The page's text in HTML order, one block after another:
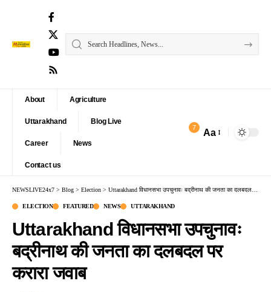
About Agriculture
Uttarakhand Blog Live
Career News
Contact us
7 Aa
NEWSLIVE24x7 > Blog > Election > Uttarakhand विधानसभा उपचुनावः बद्रीनाथ की जनता का दलबदल पर करारा जवाब
ELECTION FEATURED NEWS UTTARAKHAND
Uttarakhand विधानसभा उपचुनावः
बद्रीनाथ की जनता का दलबदल पर
करारा जवाब